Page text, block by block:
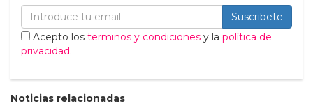
Suscribete
Acepto los terminos y condiciones y la política de
privacidad.
Noticias relacionadas